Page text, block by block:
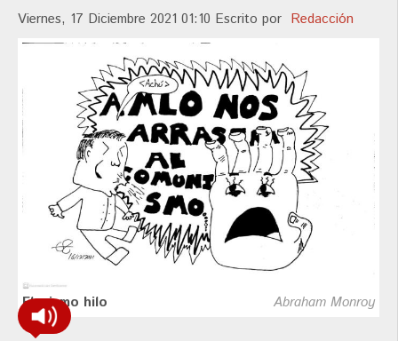
Viernes, 17 Diciembre 2021 01:10 Escrito por Redacción
El mismo hilo Abraham Monroy